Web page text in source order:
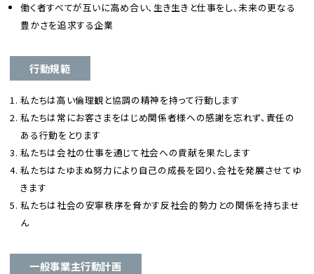
働く者すべてが互いに高め合い、生き生きと仕事をし、未来の更なる
豊かさを追求する企業
行動規範
私たちは高い倫理観と協調の精神を持って行動します
私たちは常にお客さまをはじめ関係者様への感謝を忘れず、責任の
ある行動をとります
私たちは会社の仕事を通じて社会への貢献を果たします
私たちはたゆまぬ努力により自己の成長を図り、会社を発展させてゆ
きます
私たちは社会の安寧秩序を脅かす反社会的勢力との関係を持ちませ
ん
一般事業主行動計画